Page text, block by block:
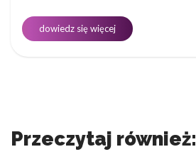
dowiedz się więcej
Przeczytaj również: